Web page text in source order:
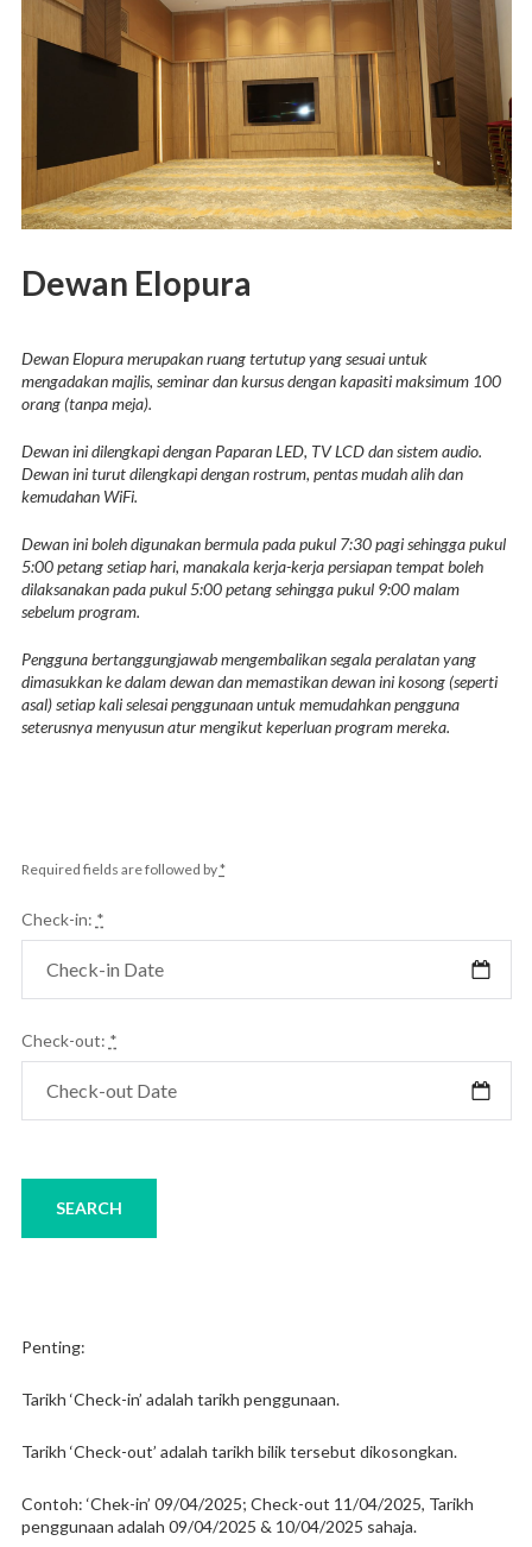
Dewan Elopura
Dewan Elopura merupakan ruang tertutup yang sesuai untuk
mengadakan majlis, seminar dan kursus dengan kapasiti maksimum 100
orang (tanpa meja).
Dewan ini dilengkapi dengan Paparan LED, TV LCD dan sistem audio.
Dewan ini turut dilengkapi dengan rostrum, pentas mudah alih dan
kemudahan WiFi.
Dewan ini boleh digunakan bermula pada pukul 7:30 pagi sehingga pukul
5:00 petang setiap hari, manakala kerja-kerja persiapan tempat boleh
dilaksanakan pada pukul 5:00 petang sehingga pukul 9:00 malam
sebelum program.
Pengguna bertanggungjawab mengembalikan segala peralatan yang
dimasukkan ke dalam dewan dan memastikan dewan ini kosong (seperti
asal) setiap kali selesai penggunaan untuk memudahkan pengguna
seterusnya menyusun atur mengikut keperluan program mereka.
Required fields are followed by*
Check-in: *
Check-out: *
Penting:
Tarikh ‘Check-in’ adalah tarikh penggunaan.
Tarikh ‘Check-out’ adalah tarikh bilik tersebut dikosongkan.
Contoh: ‘Chek-in’ 09/04/2025; Check-out 11/04/2025, Tarikh
penggunaan adalah 09/04/2025 & 10/04/2025 sahaja.